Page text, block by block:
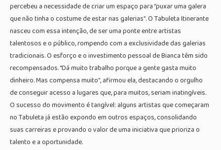
percebeu a necessidade de criar um espaço para “puxar uma galera
que não tinha o costume de estar nas galerias”. O Tabuleta Itinerante
nasceu com essa intenção, de ser uma ponte entre artistas
talentosos e o público, rompendo com a exclusividade das galerias
tradicionais. O esforço e o investimento pessoal de Bianca têm sido
recompensados. “Dá muito trabalho porque a gente gasta muito
dinheiro. Mas compensa muito”, afirmou ela, destacando o orgulho
de conseguir acesso a lugares que, para muitos, seriam inatingíveis.
O sucesso do movimento é tangível: alguns artistas que começaram
no Tabuleta já estão expondo em outros espaços, consolidando
suas carreiras e provando o valor de uma iniciativa que prioriza o
talento e a oportunidade.